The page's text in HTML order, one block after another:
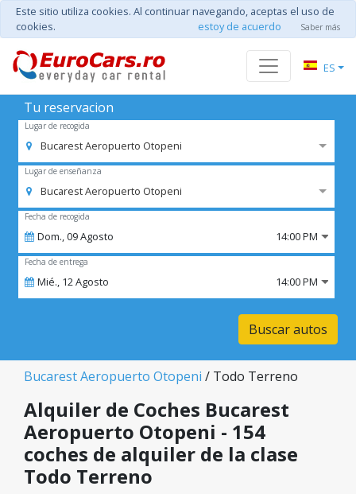
Este sitio utiliza cookies. Al continuar navegando, aceptas el uso de
cookies.
estoy de acuerdo Saber más
ES
Tu reservacion
Lugar de recogida
Bucarest Aeropuerto Otopeni
Lugar de enseñanza
Bucarest Aeropuerto Otopeni
Fecha de recogida
Dom.,09Agosto 14:00 PM
Fecha de entrega
Mié., 12Agosto 14:00 PM
Buscar autos
Bucarest Aeropuerto Otopeni / Todo Terreno
Alquiler de Coches Bucarest
Aeropuerto Otopeni - 154
coches de alquiler de la clase
Todo Terreno